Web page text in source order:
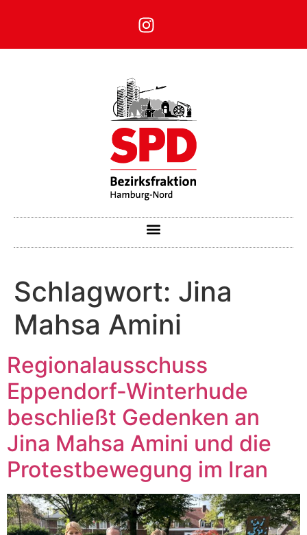
Schlagwort: Jina
Mahsa Amini
Regionalausschuss
Eppendorf-Winterhude
beschließt Gedenken an
Jina Mahsa Amini und die
Protestbewegung im Iran